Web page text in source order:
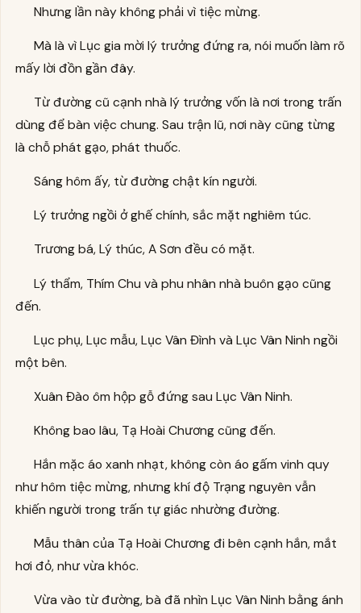
Nhưng lần này không phải vì tiệc mừng.
Mà là vì Lục gia mời lý trưởng đứng ra, nói muốn làm rõ
mấy lời đồn gần đây.
Từ đường cũ cạnh nhà lý trưởng vốn là nơi trong trấn
dùng để bàn việc chung. Sau trận lũ, nơi này cũng từng
là chỗ phát gạo, phát thuốc.
Sáng hôm ấy, từ đường chật kín người.
Lý trưởng ngồi ở ghế chính, sắc mặt nghiêm túc.
Trương bá, Lý thúc, A Sơn đều có mặt.
Lý thẩm, Thím Chu và phu nhân nhà buôn gạo cũng
đến.
Lục phụ, Lục mẫu, Lục Vân Đình và Lục Vân Ninh ngồi
một bên.
Xuân Đào ôm hộp gỗ đứng sau Lục Vân Ninh.
Không bao lâu, Tạ Hoài Chương cũng đến.
Hắn mặc áo xanh nhạt, không còn áo gấm vinh quy
như hôm tiệc mừng, nhưng khí độ Trạng nguyên vẫn
khiến người trong trấn tự giác nhường đường.
Mẫu thân của Tạ Hoài Chương đi bên cạnh hắn, mắt
hơi đỏ, như vừa khóc.
Vừa vào từ đường, bà đã nhìn Lục Vân Ninh bằng ánh